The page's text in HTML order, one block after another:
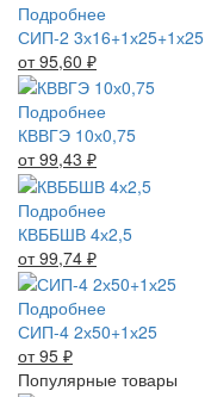
Подробнее
СИП-2 3х16+1х25+1х25
от 95,60 ₽
Подробнее
КВВГЭ 10х0,75
от 99,43 ₽
Подробнее
КВББШВ 4х2,5
от 99,74 ₽
Подробнее
СИП-4 2х50+1х25
от 95 ₽
Популярные товары